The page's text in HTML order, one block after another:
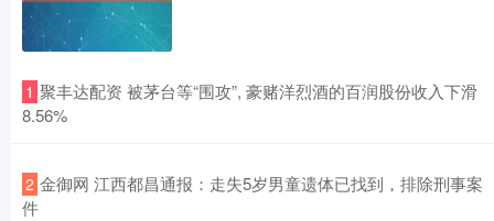
1 ​聚丰达配资 被茅台等“围攻”, 豪赌洋烈酒的百润股份收入下滑
8.56%
2 ​金御网 江西都昌通报：走失5岁男童遗体已找到，排除刑事案
件